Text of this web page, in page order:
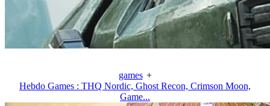
games +
Hebdo Games : THQ Nordic, Ghost Recon, Crimson Moon,
Game...